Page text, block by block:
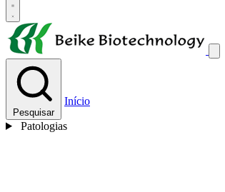
Pesquisar
Início
Patologias